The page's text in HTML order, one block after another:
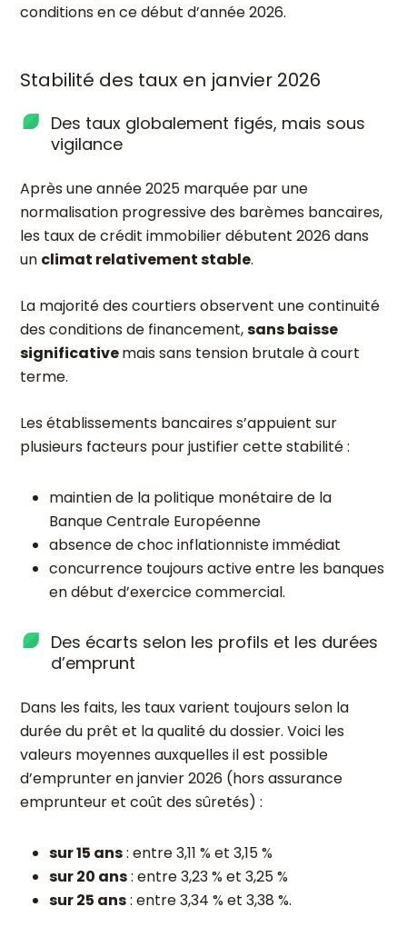
conditions en ce début d’année 2026.
Stabilité des taux en janvier 2026
Des taux globalement figés, mais sous
vigilance
Après une année 2025 marquée par une
normalisation progressive des barèmes bancaires,
les taux de crédit immobilier débutent 2026 dans
un climat relativement stable.
La majorité des courtiers observent une continuité
des conditions de financement,sans baisse
significativemais sans tension brutale à court
terme.
Les établissements bancaires s’appuient sur
plusieurs facteurs pour justifier cette stabilité :
maintien de la politique monétaire de la
Banque Centrale Européenne
absence de choc inflationniste immédiat
concurrence toujours active entre les banques
en début d’exercice commercial.
Des écarts selon les profils et les durées
d’emprunt
Dans les faits, les taux varient toujours selon la
durée du prêt et la qualité du dossier. Voici les
valeurs moyennes auxquelles il est possible
d’emprunter en janvier 2026 (hors assurance
emprunteur et coût des sûretés) :
sur 15 ans: entre 3,11 % et 3,15 %
sur 20 ans: entre 3,23 % et 3,25 %
sur 25 ans: entre 3,34 % et 3,38 %.